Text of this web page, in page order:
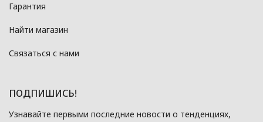
Гарантия
Найти магазин
Связаться с нами
ПОДПИШИСЬ!
Узнавайте первыми последние новости о тенденциях,